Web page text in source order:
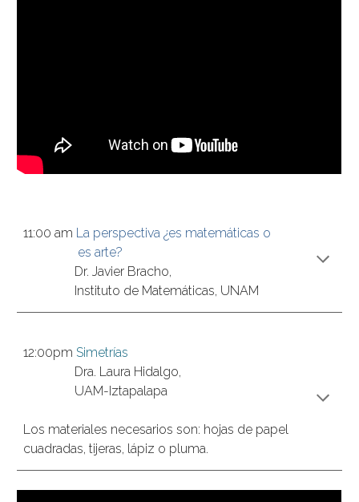
11:00 am La perspectiva ¿es matemáticas o
es arte?
Dr. Javier Bracho,
Instituto de Matemáticas, UNAM
12:00pm Simetrías
Dra. Laura Hidalgo,
UAM-Iztapalapa
Los materiales necesarios son: hojas de papel
cuadradas, tijeras, lápiz o pluma.